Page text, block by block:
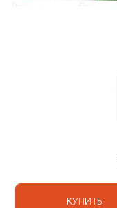
КУПИТЬ